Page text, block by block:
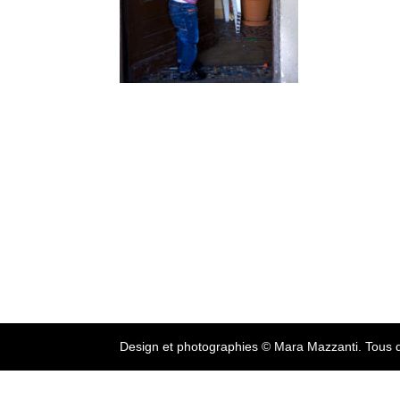
Design et photographies © Mara Mazzanti. Tous